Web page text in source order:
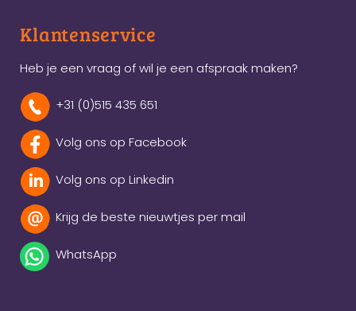
Klantenservice
Heb je een vraag of wil je een afspraak maken?
+31 (0)515 435 651
Volg ons op Facebook
Volg ons op Linkedin
Krijg de beste nieuwtjes per mail
WhatsApp